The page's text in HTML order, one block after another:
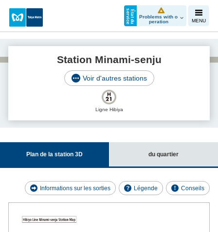
É
t
a
t
d
u
s
e
r
v
i
c
e
Problems with o
peration
MENU
Station Minami-senju
Voir d'autres stations
Ligne Hibiya
Plan de la station 3D du quartier
Informations sur les sorties Légende Conseils